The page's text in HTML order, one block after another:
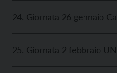
24. Giornata 26 gennaio
25. Giornata 2 febbraio